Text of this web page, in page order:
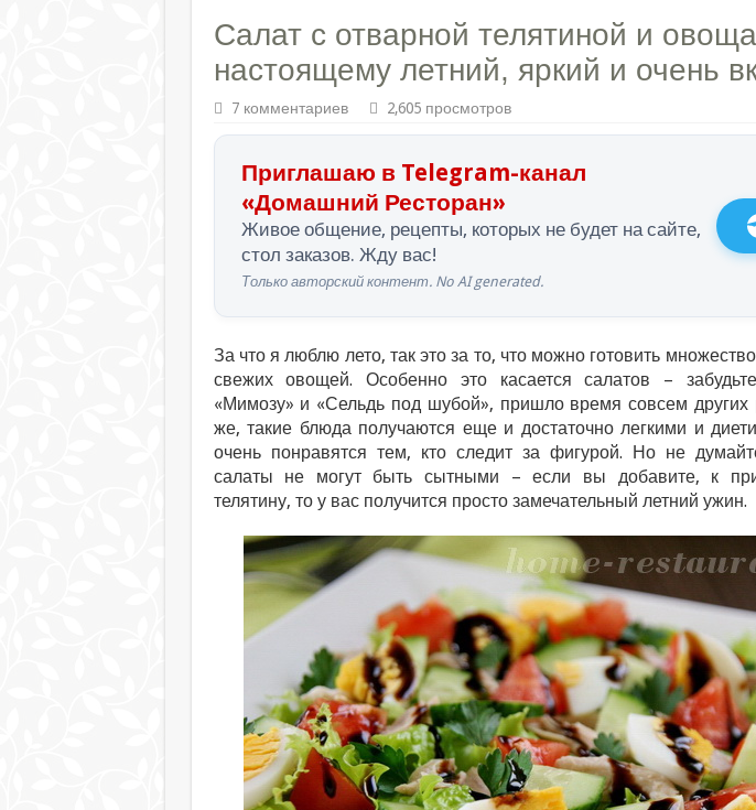
Салат с отварной телятиной и
настоящему летний, яркий и очень
7 комментариев 2,605 просмотров
Приглашаю в Telegram-канал
«Домашний Ресторан»
Живое общение, рецепты, которых не будет на сайте,
стол заказов. Жду вас!
Только авторский контент. No AI generated.
За что я люблю лето, так это за то, что можно готовить
свежих овощей. Особенно это касается салатов –
«Мимозу» и «Сельдь под шубой», пришло время совсем других
же, такие блюда получаются еще и достаточно легкими и
очень понравятся тем, кто следит за фигурой. Но не
салаты не могут быть сытными – если вы добавите, к
телятину, то у вас получится просто замечательный летний ужин.